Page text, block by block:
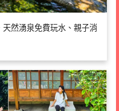
然湧泉免費玩水、親子消